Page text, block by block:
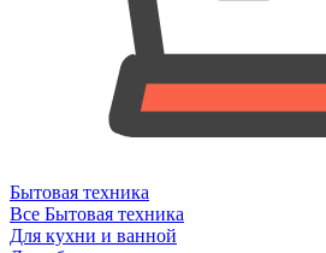
Бытовая техника
Все Бытовая техника
Для кухни и ванной